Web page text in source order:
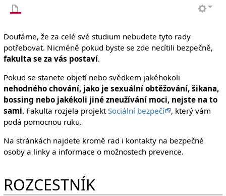
Doufáme, že za celé své studium nebudete tyto rady
potřebovat. Nicméně pokud byste se zde necítili bezpečně,
fakulta se za vás postaví.
Pokud se stanete objetí nebo svědkem jakéhokoli
nehodného chování, jako je sexuální obtěžování, šikana,
bossing nebo jakékoli jiné zneužívání moci, nejste na to
sami. Fakulta rozjela projektSociální bezpečí
, který vám
podá pomocnou ruku.
Na stránkách najdete kromě rad i kontakty na bezpečné
osoby a linky a informace o možnostech prevence.
ROZCESTNÍK